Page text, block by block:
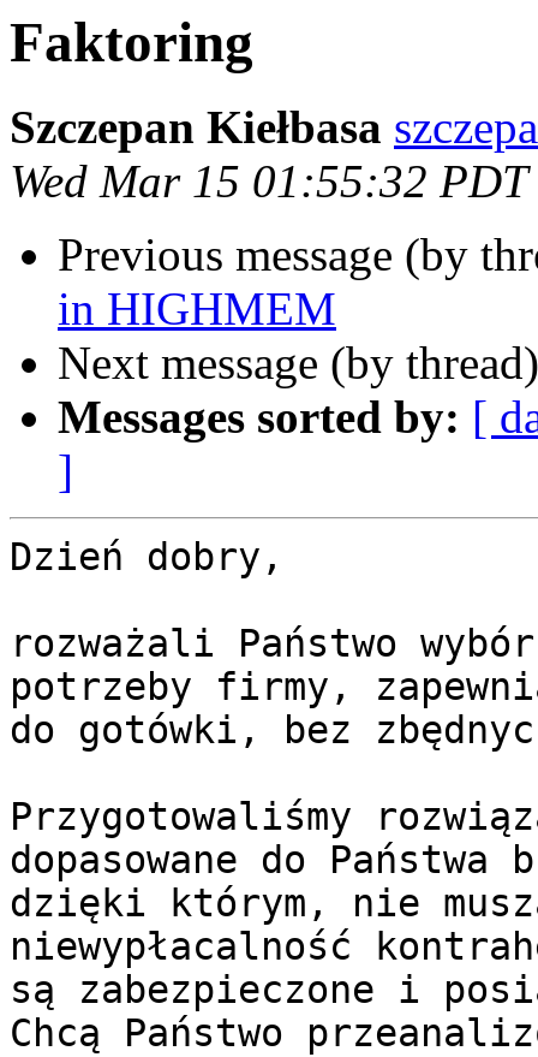
Faktoring
Szczepan Kiełbasa
Wed Mar 15 01:55:32
Previous message (by
in HIGHMEM
Next message (by
Messages sorted by: [
]
Dzień dobry,
rozważali Państwo
potrzeby firmy,
do gotówki, bez
Przygotowaliśmy
dopasowane do
dzięki którym, nie
niewypłacalność
są zabezpieczone i
Chcą Państwo